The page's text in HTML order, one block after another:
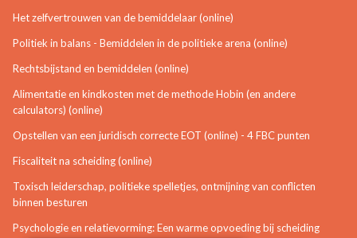
Het zelfvertrouwen van de bemiddelaar (online)
Politiek in balans - Bemiddelen in de politieke arena (online)
Rechtsbijstand en bemiddelen (online)
Alimentatie en kindkosten met de methode Hobin (en andere
calculators) (online)
Opstellen van een juridisch correcte EOT (online) - 4 FBC punten
Fiscaliteit na scheiding (online)
Toxisch leiderschap, politieke spelletjes, ontmijning van conflicten
binnen besturen
Psychologie en relatievorming: Een warme opvoeding bij scheiding